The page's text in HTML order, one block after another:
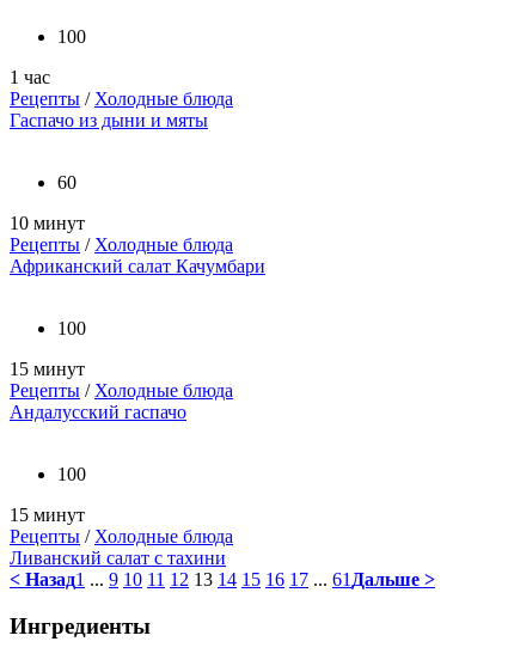
100
1 час
Рецепты / Холодные блюда
Гаспачо из дыни и мяты
60
10 минут
Рецепты / Холодные блюда
Африканский салат Качумбари
100
15 минут
Рецепты / Холодные блюда
Андалусский гаспачо
100
15 минут
Рецепты / Холодные блюда
Ливанский салат с тахини
< Назад1 ... 9 10 11 12 13 14 15 16 17 ... 61 Дальше >
Ингредиенты